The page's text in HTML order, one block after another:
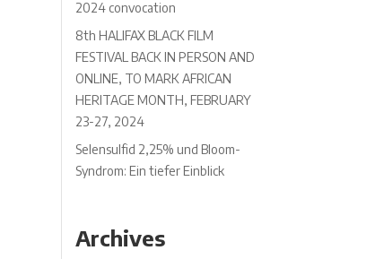
2024 convocation
8th HALIFAX BLACK FILM
FESTIVAL BACK IN PERSON AND
ONLINE, TO MARK AFRICAN
HERITAGE MONTH, FEBRUARY
23-27, 2024
Selensulfid 2,25% und Bloom-
Syndrom: Ein tiefer Einblick
Archives